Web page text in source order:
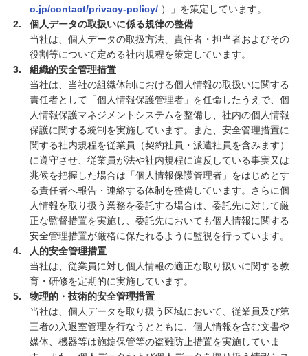
o.jp/contact/privacy-policy/ ）」を策定しています。
個人データの取扱いに係る規律の整備
当社は、個人データの取扱方法、責任者・担当者およびその
役割等について定める社内規程を策定しています。
組織的安全管理措置
当社は、当社の組織体制における個人情報の取扱いに関する
責任者として「個人情報保護管理者」を任命したうえで、個
人情報保護マネジメントシステムを整備し、社内の個人情報
保護に関する統制を実施しています。また、安全管理措置に
関する社内規程を従業員（契約社員・派遣社員を含みます）
に遵守させ、従業員が法や社内規程に違反している事実又は
兆候を把握した場合は「個人情報保護管理者」をはじめとす
る責任者へ報告・連絡する体制を整備しています。さらに個
人情報を取り扱う業務を委託する場合は、委託先に対して厳
正な監督措置を実施し、委託先においても個人情報に関する
安全管理措置が厳格に保たれるように監視を行っています。
人的安全管理措置
当社は、従業員に対し個人情報の適正な取り扱いに関する教
育・研修を定期的に実施しています。
物理的・技術的安全管理措置
当社は、個人データを取り扱う区域において、従業員及び第
三者の入退室管理を行なうとともに、個人情報を含む文書や
媒体、機器等は施錠保管等の盗難防止措置を実施していま